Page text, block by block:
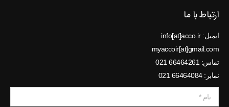
ارتباط با ما
ایمیل: info[at]acco.ir
myaccoir[at]gmail.com
تماس: 66464261 021
نمابر: 66464084 021
نام *